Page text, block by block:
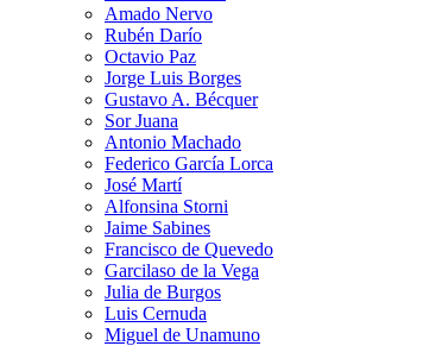
Amado Nervo
Rubén Darío
Octavio Paz
Jorge Luis Borges
Gustavo A. Bécquer
Sor Juana
Antonio Machado
Federico García Lorca
José Martí
Alfonsina Storni
Jaime Sabines
Francisco de Quevedo
Garcilaso de la Vega
Julia de Burgos
Luis Cernuda
Miguel de Unamuno